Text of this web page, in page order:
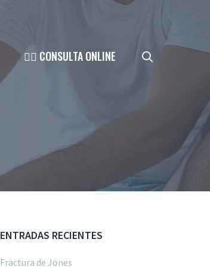
👨‍⚕️ CONSULTA ONLINE
ENTRADAS RECIENTES
Fractura de Jones